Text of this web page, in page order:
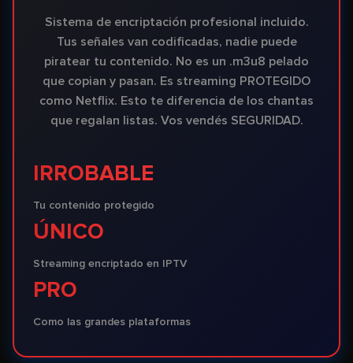
Sistema de encriptación profesional incluido.
Tus señales van codificadas, nadie puede
piratear tu contenido. No es un .m3u8 pelado
que copian y pasan. Es streaming PROTEGIDO
como Netflix. Esto te diferencia de los chantas
que regalan listas. Vos vendés SEGURIDAD.
IRROBABLE
Tu contenido protegido
ÚNICO
Streaming encriptado en IPTV
PRO
Como las grandes plataformas